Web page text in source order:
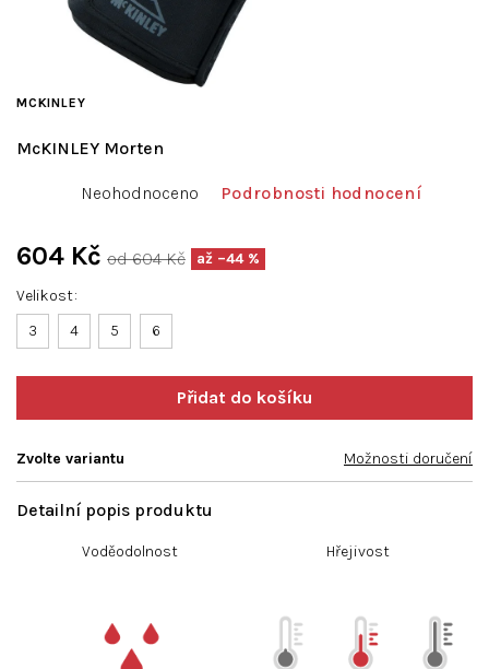
Velikost
3
4 5 6
od 604 Kč až –44 %
604 Kč
Zvolte variantu Možnosti doručení
McKINLEY Morten
MCKINLEY
hodnocení
je
0,0
hvězdiček.
Neohodnoceno Podrobnosti hodnocení
Detailní popis produktu
Voděodolnost Hřejivost